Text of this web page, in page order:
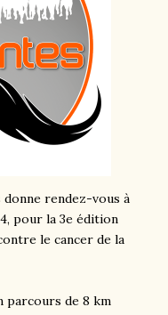
donne rendez-vous à
pour la 3e édition
le cancer de la
parcours de 8 km